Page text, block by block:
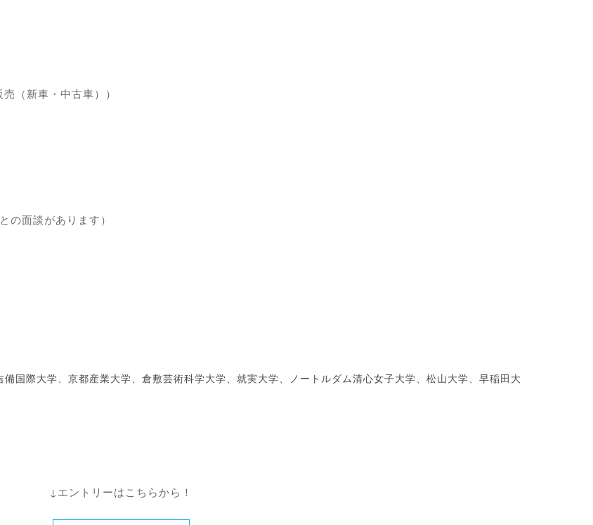
（新車・中古車））
の面談があります）
国際大学、京都産業大学、倉敷芸術科学大学、就実大学、ノートルダム清心女子大学、松山大学、早稲田大
↓エントリーはこちらから！